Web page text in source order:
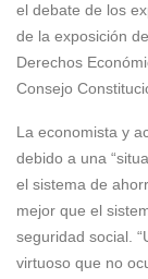
el debate de los
de la exposición
Derechos
Consejo
La economista y
debido a una
el sistema de
mejor que el
seguridad social.
virtuoso que no